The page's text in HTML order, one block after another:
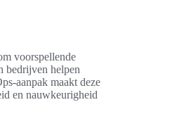
voorspellende
bedrijven helpen
aanpak maakt deze
en nauwkeurigheid